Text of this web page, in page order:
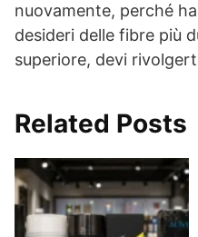
nuovamente, perché
desideri delle fibre più
superiore, devi
Related Posts